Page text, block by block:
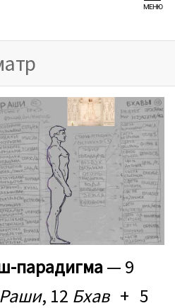
МЕНЮ
парадигма — 9
Раши, 12 Бхав+ 5